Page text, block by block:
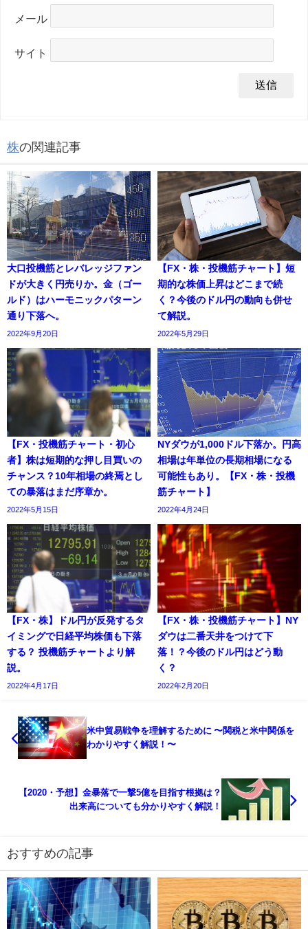
メール
サイト
株の関連記事
大口投機筋とレバレッジファン
ドが大きく円売りか。金（ゴー
ルド）はハーモニックパターン
通り下落へ。
2022年9月20日
【FX・株・投機筋チャート】短
期的な株価上昇はどこまで続
く？今後のドル円の動向も併せ
て解説。
2022年5月29日
【FX・投機筋チャート・初心
者】株は短期的な押し目買いの
チャンス？10年相場の終焉とし
ての暴落はまだ序章か。
2022年5月15日
NYダウが1,000ドル下落か。円高
相場は年単位の長期相場になる
可能性もあり。【FX・株・投機
筋チャート】
2022年4月24日
【FX・株】ドル円が反発するタ
イミングで日経平均株価も下落
する？ 投機筋チャートより解
説。
2022年4月17日
【FX・株・投機筋チャート】NY
ダウは二番天井をつけて下
落！？今後のドル円はどう動
く？
2022年2月20日
米中貿易戦争を理解するために 〜関税と米中関係を
わかりやすく解説！〜
【2020・予想】金暴落で一撃5億を目指す根拠は？
出来高についても分かりやすく解説！
おすすめの記事